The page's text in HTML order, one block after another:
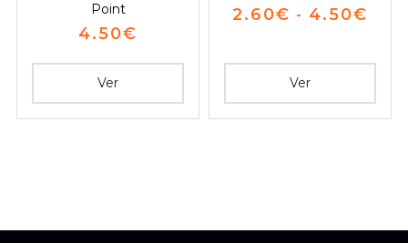
Point
4.50€
Ver
2.60€ - 4.50€
Ver